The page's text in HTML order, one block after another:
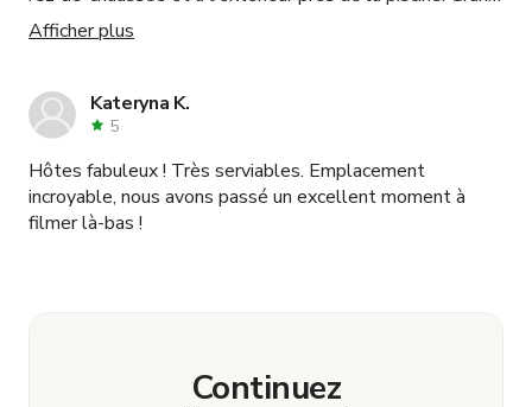
jardin avec beaucoup d'espace pour le traiteur, la mise en
place du matériel et le tournage. Erica et sa famille
recommande vivement d'utiliser leur maison comme lieu.
Afficher plus
Kateryna K.
5
Hôtes fabuleux ! Très serviables. Emplacement
incroyable, nous avons passé un excellent moment à
filmer là-bas !
Continuez